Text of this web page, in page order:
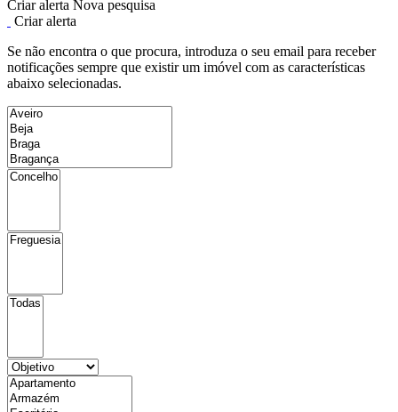
Criar alerta Nova pesquisa
Criar alerta
Se não encontra o que procura, introduza o seu email para receber
notificações sempre que existir um imóvel com as características
abaixo selecionadas.